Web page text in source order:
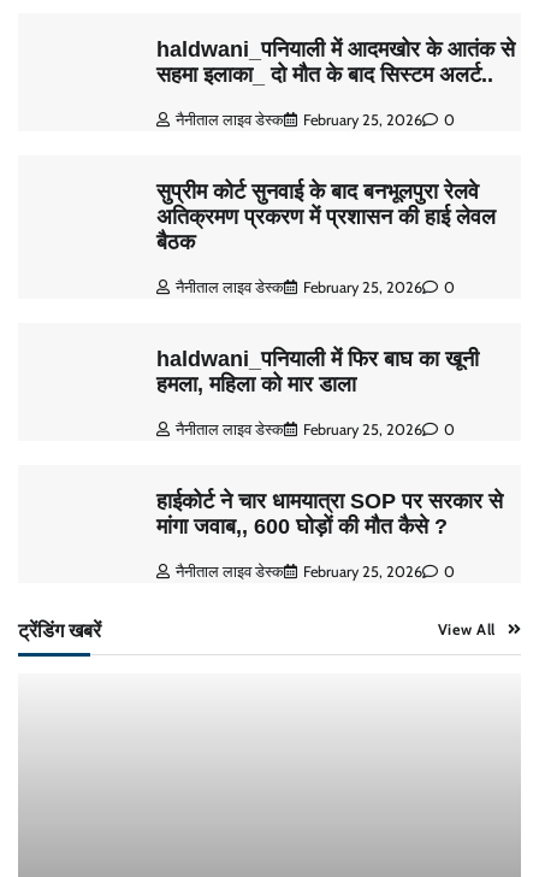
haldwani_पनियाली में आदमखोर के आतंक से
सहमा इलाका_ दो मौत के बाद सिस्टम अलर्ट..
नैनीताल लाइव डेस्क February 25, 2026 0
सुप्रीम कोर्ट सुनवाई के बाद बनभूलपुरा रेलवे
अतिक्रमण प्रकरण में प्रशासन की हाई लेवल
बैठक
नैनीताल लाइव डेस्क February 25, 2026 0
haldwani_पनियाली में फिर बाघ का खूनी
हमला, महिला को मार डाला
नैनीताल लाइव डेस्क February 25, 2026 0
हाईकोर्ट ने चार धामयात्रा SOP पर सरकार से
मांगा जवाब,, 600 घोड़ों की मौत कैसे ?
नैनीताल लाइव डेस्क February 25, 2026 0
ट्रेंडिंग खबरें View All